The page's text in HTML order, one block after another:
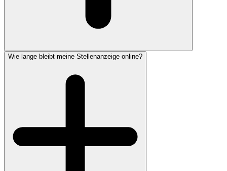
Wie lange bleibt meine Stellenanzeige online?